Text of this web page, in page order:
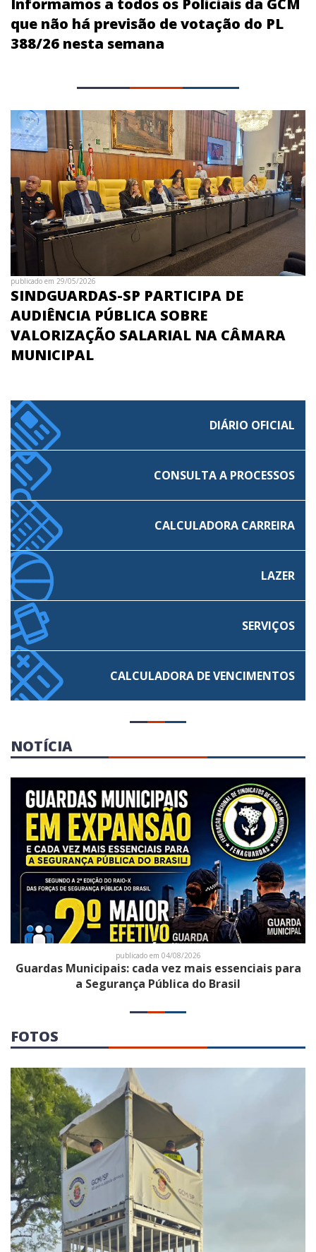
Informamos a todos os Policiais da GCM
que não há previsão de votação do PL
388/26 nesta semana
publicado em 29/05/2026
SINDGUARDAS-SP PARTICIPA DE
AUDIÊNCIA PÚBLICA SOBRE
VALORIZAÇÃO SALARIAL NA CÂMARA
MUNICIPAL
DIÁRIO OFICIAL
CONSULTA A PROCESSOS
CALCULADORA CARREIRA
LAZER
SERVIÇOS
CALCULADORA DE VENCIMENTOS
NOTÍCIA
publicado em 04/08/2026
Guardas Municipais: cada vez mais essenciais para
a Segurança Pública do Brasil
FOTOS